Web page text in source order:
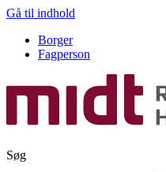
Gå til indhold
Borger
Fagperson
Søg